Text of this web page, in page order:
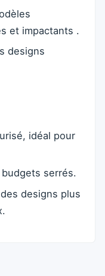
et impactants .
designs
idéal pour
serrés.
designs plus